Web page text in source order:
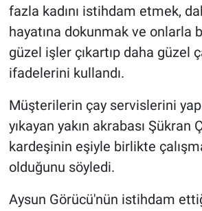
fazla kadını istihdam etmek,
hayatına dokunmak ve onlarla
güzel işler çıkartıp daha güzel
ifadelerini kullandı.
Müşterilerin çay servislerini
yıkayan yakın akrabası Şükran
kardeşinin eşiyle birlikte
olduğunu söyledi.
Aysun Görücü'nün istihdam